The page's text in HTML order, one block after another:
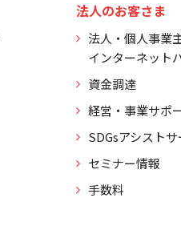
法人のお客さま
法人・個人事業
インターネット
資金調達
経営・事業サポ
SDGsアシストサ
セミナー情報
手数料